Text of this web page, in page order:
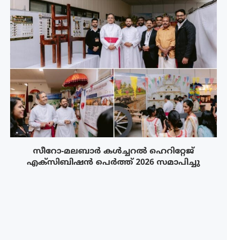
സീറോ-മലബാർ കൾച്ചറൽ ഹെറിറ്റേജ്
എക്സിബിഷൻ പെർത്ത് 2026 സമാപിച്ചു